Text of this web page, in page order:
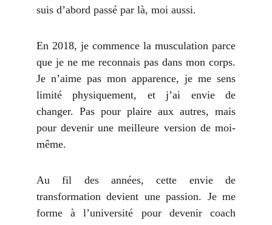
suis d’abord passé par là, moi aussi.
En 2018, je commence la musculation parce
que je ne me reconnais pas dans mon corps.
Je n’aime pas mon apparence, je me sens
limité physiquement, et j’ai envie de
changer. Pas pour plaire aux autres, mais
pour devenir une meilleure version de moi-
même.
Au fil des années, cette envie de
transformation devient une passion. Je me
forme à l’université pour devenir coach